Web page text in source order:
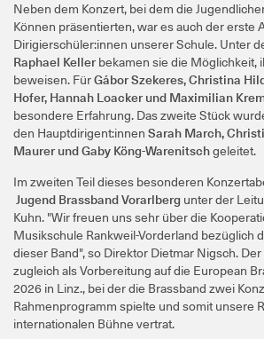
Neben dem Konzert, bei dem die
Können präsentierten, war es auch der erste
Dirigierschüler:innen unserer Schule. Unter
Raphael Kellerbekamen sie die Möglichkeit,
beweisen. FürGábor Szekeres, Christina
Hofer, Hannah Loacker und Maximilian
besondere Erfahrung. Das zweite Stück
den Hauptdirigent:innen Sarah March,
Maurer und Gaby Köng-Warenitschgeleitet.
Im zweiten Teil dieses besonderen
Jugend Brassband Vorarlberg unter der
Kuhn. "Wir freuen uns sehr über die
Musikschule Rankweil-Vorderland bezüglich
dieser Band", so Direktor Dietmar Nigsch.
zugleich als Vorbereitung auf die European
2026 in Linz., bei der die Brassband zwei
Rahmenprogramm spielte und somit unsere
internationalen Bühne vertrat.